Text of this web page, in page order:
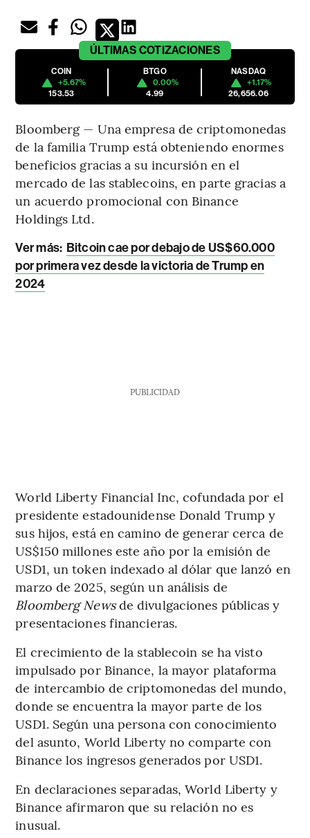
ÚLTIMAS COTIZACIONES
COIN
+5.67%
153.53
BTGO
0.00%
4.99
NASDAQ
+1.17%
26,656.06
Bloomberg — Una empresa de criptomonedas
de la familia Trump está obteniendo enormes
beneficios gracias a su incursión en el
mercado de las stablecoins, en parte gracias a
un acuerdo promocional con Binance
Holdings Ltd.
Ver más: Bitcoin cae por debajo de US$60.000
por primera vez desde la victoria de Trump en
2024
PUBLICIDAD
World Liberty Financial Inc, cofundada por el
presidente estadounidense Donald Trump y
sus hijos, está en camino de generar cerca de
US$150 millones este año por la emisión de
USD1, un token indexado al dólar que lanzó en
marzo de 2025, según un análisis de
Bloomberg Newsde divulgaciones públicas y
presentaciones financieras.
El crecimiento de la stablecoin se ha visto
impulsado por Binance, la mayor plataforma
de intercambio de criptomonedas del mundo,
donde se encuentra la mayor parte de los
USD1. Según una persona con conocimiento
del asunto, World Liberty no comparte con
Binance los ingresos generados por USD1.
En declaraciones separadas, World Liberty y
Binance afirmaron que su relación no es
inusual.